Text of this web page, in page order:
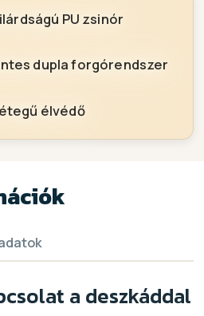
PU zsinór
dupla forgórendszer
élvédő
a deszkáddal